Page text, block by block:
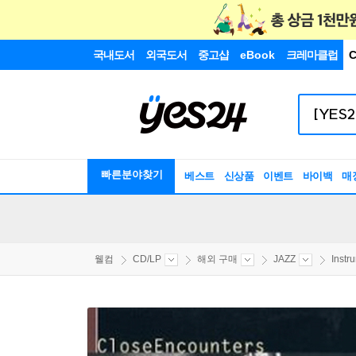
국내도서 외국도서 중고샵 eBook 크레마클럽
빠른분야찾기 베스트 신상품 이벤트 바이백 매
웰컴 CD/LP 해외 구매 JAZZ